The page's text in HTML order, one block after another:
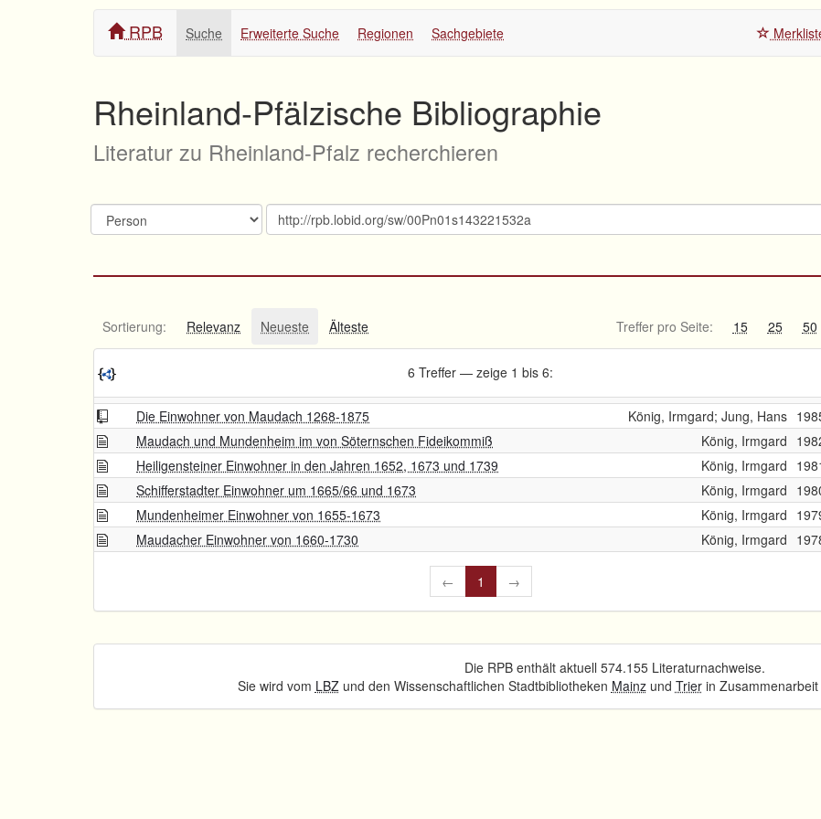
RPB Suche Erweiterte Suche Regionen Sachgebiete
Rheinland-Pfälzische Bibliographie
Literatur zu Rheinland-Pfalz recherchieren
Sortierung: Relevanz Neueste Älteste Treffer pro Seite: 15 25 50
6 Treffer — zeige 1 bis 6:
Die Einwohner von Maudach 1268-1875 König, Irmgard; Jung, Hans
Maudach und Mundenheim im von Söternschen Fideikommiß
König, Irmgard
Heiligensteiner Einwohner in den Jahren 1652, 1673 und 1739
König, Irmgard
Schifferstadter Einwohner um 1665/66 und 1673
König, Irmgard
Mundenheimer Einwohner von 1655-1673
König, Irmgard
Maudacher Einwohner von 1660-1730
König, Irmgard
← 1 →
Die RPB enthält aktuell 574.155 Literaturnachweise.
Sie wird vom LBZund den Wissenschaftlichen Stadtbibliotheken Mainzund Trierin Zusammenarbeit